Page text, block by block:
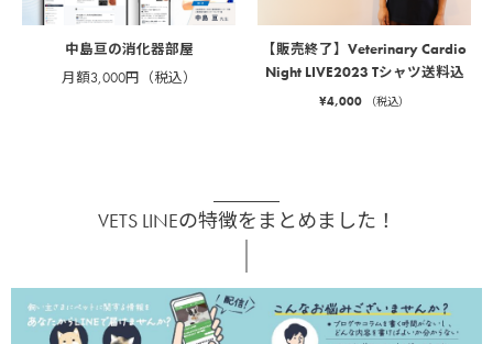
中島亘の消化器部屋
月額3,000円（税込）
【販売終了】Veterinary Cardio
Night LIVE2023 Tシャツ送料込
¥4,000 （税込）
VETS LINEの特徴をまとめました！